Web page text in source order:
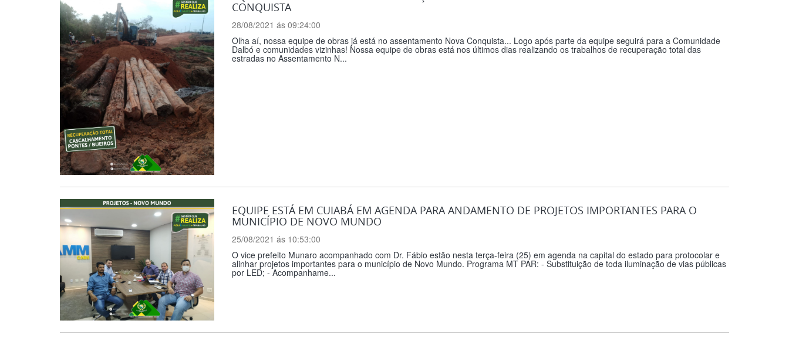
CONQUISTA
28/08/2021 ás 09:24:00
Olha aí, nossa equipe de obras já está no assentamento Nova Conquista... Logo após parte da equipe seguirá para a Comunidade
Dalbó e comunidades vizinhas! Nossa equipe de obras está nos últimos dias realizando os trabalhos de recuperação total das
estradas no Assentamento N...
EQUIPE ESTÁ EM CUIABÁ EM AGENDA PARA ANDAMENTO DE PROJETOS IMPORTANTES PARA O
MUNICÍPIO DE NOVO MUNDO
25/08/2021 ás 10:53:00
O vice prefeito Munaro acompanhado com Dr. Fábio estão nesta terça-feira (25) em agenda na capital do estado para protocolar e
alinhar projetos importantes para o município de Novo Mundo. Programa MT PAR: - Substituição de toda iluminação de vias públicas
por LED; - Acompanhame...